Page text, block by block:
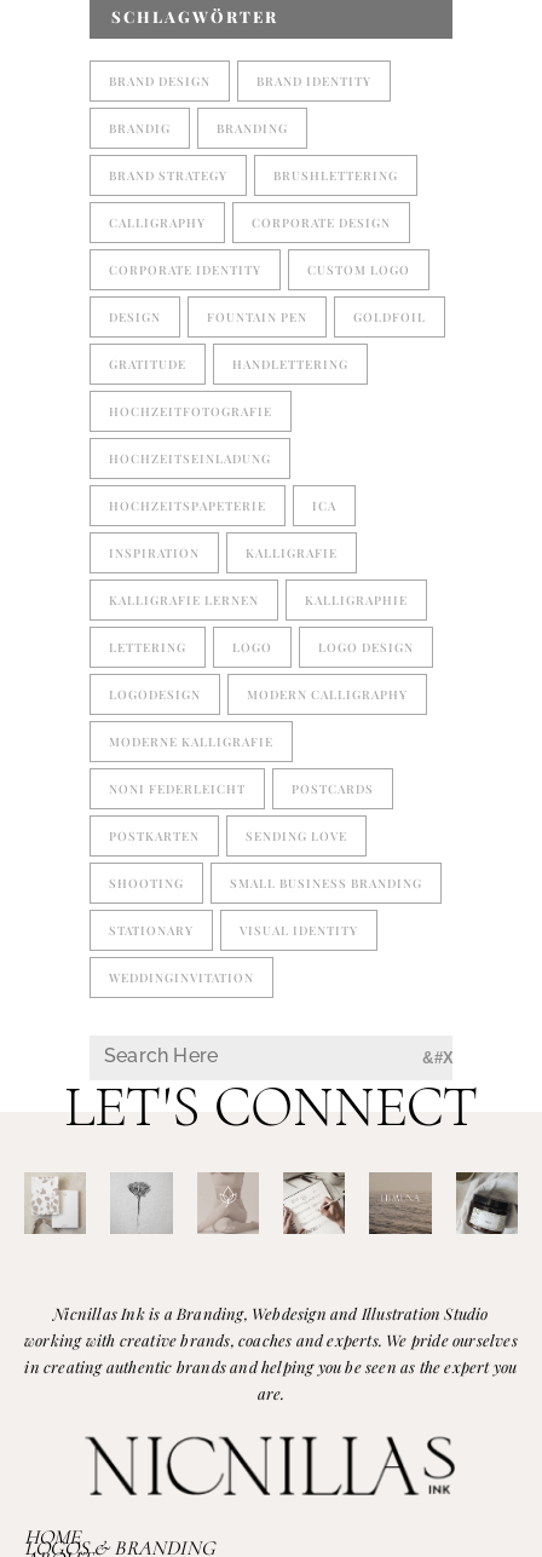
SCHLAGWÖRTER
BRAND DESIGN BRAND IDENTITY
BRANDIG BRANDING
BRAND STRATEGY BRUSHLETTERING
CALLIGRAPHY CORPORATE DESIGN
CORPORATE IDENTITY CUSTOM LOGO
DESIGN FOUNTAIN PEN GOLDFOIL
GRATITUDE HANDLETTERING
HOCHZEITFOTOGRAFIE
HOCHZEITSEINLADUNG
HOCHZEITSPAPETERIE ICA
INSPIRATION KALLIGRAFIE
KALLIGRAFIE LERNEN KALLIGRAPHIE
LETTERING LOGO LOGO DESIGN
LOGODESIGN MODERN CALLIGRAPHY
MODERNE KALLIGRAFIE
NONI FEDERLEICHT POSTCARDS
POSTKARTEN SENDING LOVE
SHOOTING SMALL BUSINESS BRANDING
STATIONARY VISUAL IDENTITY
WEDDINGINVITATION
LET'S CONNECT
Nicnillas Ink is a Branding, Webdesign and Illustration Studio
working with creative brands, coaches and experts. We pride ourselves
in creating authentic brands and helping you be seen as the expert you
are.
HOME
LOGOS & BRANDING